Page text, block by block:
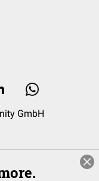
GmbH